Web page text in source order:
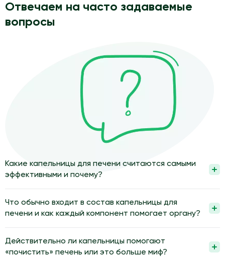
Отвечаем на часто задаваемые
вопросы
Какие капельницы для печени считаются самыми
эффективными и почему?
которых врач подбирает по результатам обследования
печени и общего состояния. В них обычно сочетают
уменьшить нагрузку на орган и улучшить его функции.
Эффективность зависит от диагноза, сопутствующих
Что обычно входит в состав капельницы для
печени и как каждый компонент помогает органу?
который восстанавливает водно-солевой баланс и улучшает
кровоток. Добавляют вещества, поддерживающие клетки
Действительно ли капельницы помогают
«почистить» печень или это больше миф?